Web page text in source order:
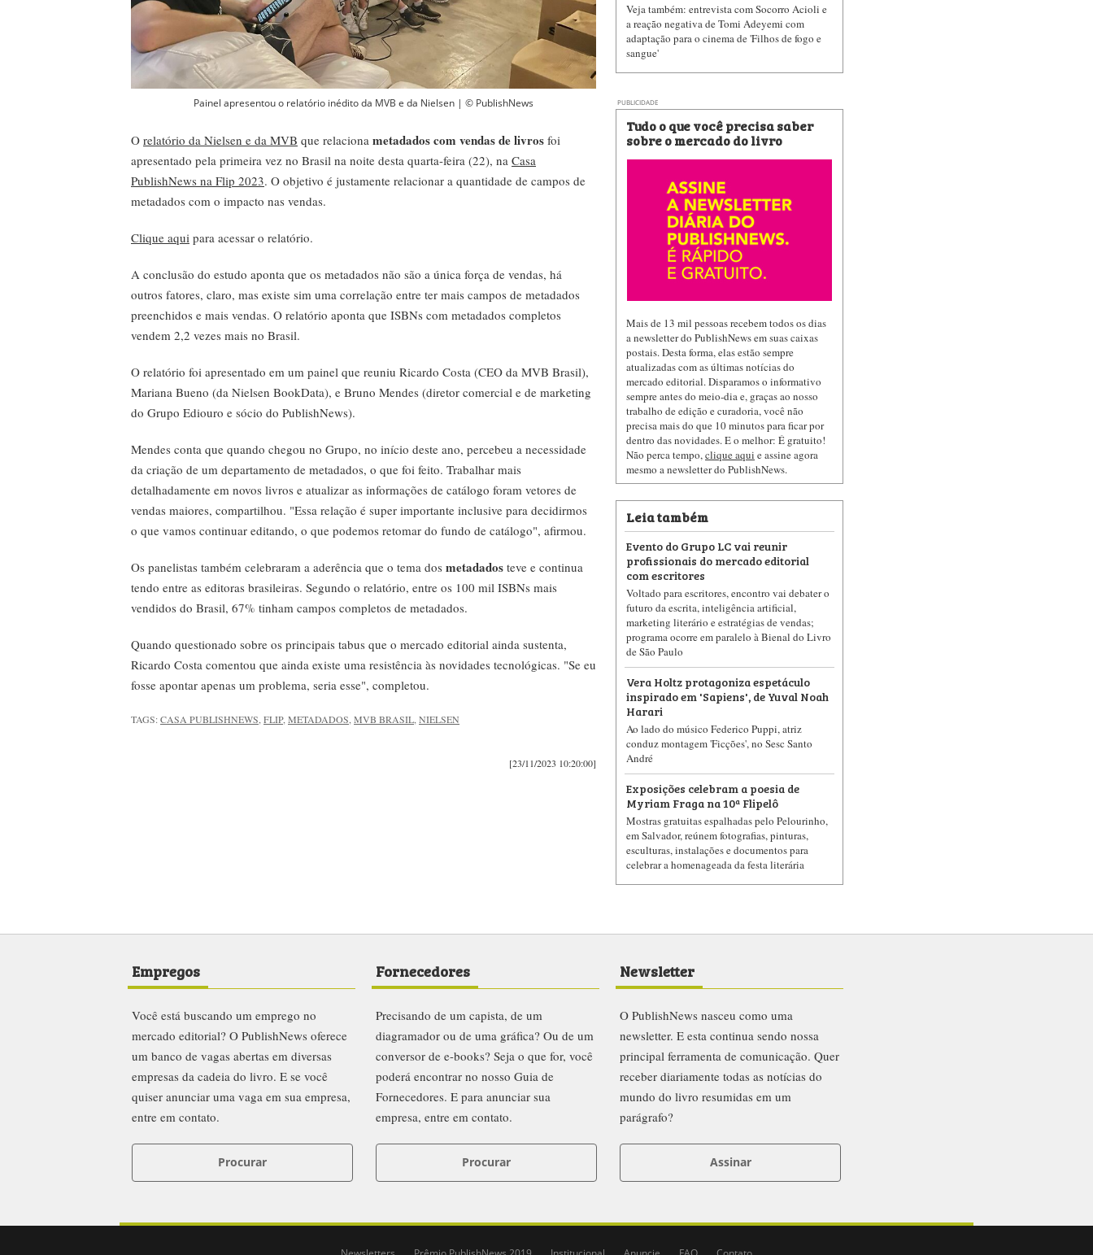
Painel apresentou o relatório inédito da MVB e da Nielsen | © PublishNews
O relatório da Nielsen e da MVB que relaciona metadados com vendas de livros foi
apresentado pela primeira vez no Brasil na noite desta quarta-feira (22), na Casa
PublishNews na Flip 2023. O objetivo é justamente relacionar a quantidade de campos de
metadados com o impacto nas vendas.
Clique aqui para acessar o relatório.
A conclusão do estudo aponta que os metadados não são a única força de vendas, há
outros fatores, claro, mas existe sim uma correlação entre ter mais campos de metadados
preenchidos e mais vendas. O relatório aponta que ISBNs com metadados completos
vendem 2,2 vezes mais no Brasil.
O relatório foi apresentado em um painel que reuniu Ricardo Costa (CEO da MVB Brasil),
Mariana Bueno (da Nielsen BookData), e Bruno Mendes (diretor comercial e de marketing
do Grupo Ediouro e sócio do PublishNews).
Mendes conta que quando chegou no Grupo, no início deste ano, percebeu a necessidade
da criação de um departamento de metadados, o que foi feito. Trabalhar mais
detalhadamente em novos livros e atualizar as informações de catálogo foram vetores de
vendas maiores, compartilhou. "Essa relação é super importante inclusive para decidirmos
o que vamos continuar editando, o que podemos retomar do fundo de catálogo", afirmou.
Os panelistas também celebraram a aderência que o tema dos metadados teve e continua
tendo entre as editoras brasileiras. Segundo o relatório, entre os 100 mil ISBNs mais
vendidos do Brasil, 67% tinham campos completos de metadados.
Quando questionado sobre os principais tabus que o mercado editorial ainda sustenta,
Ricardo Costa comentou que ainda existe uma resistência às novidades tecnológicas. "Se eu
fosse apontar apenas um problema, seria esse", completou.
TAGS:CASA PUBLISHNEWS FLIP, METADADOS MVB BRASIL NIELSEN
[23/11/2023 10:20:00]
Veja também: entrevista com Socorro Acioli e
a reação negativa de Tomi Adeyemi com
adaptação para o cinema de 'Filhos de fogo e
sangue'
PUBLICIDADE
Tudo o que você precisa saber
sobre o mercado do livro
Mais de 13 mil pessoas recebem todos os dias
a newsletter do PublishNews em suas caixas
postais. Desta forma, elas estão sempre
atualizadas com as últimas notícias do
mercado editorial. Disparamos o informativo
sempre antes do meio-dia e, graças ao nosso
trabalho de edição e curadoria, você não
precisa mais do que 10 minutos para ficar por
dentro das novidades. E o melhor: É gratuito!
Não perca tempo,clique aqui e assine agora
mesmo a newsletter do PublishNews.
Leia também
Evento do Grupo LC vai reunir
profissionais do mercado editorial
com escritores
Voltado para escritores, encontro vai debater o
futuro da escrita, inteligência artificial,
marketing literário e estratégias de vendas;
programa ocorre em paralelo à Bienal do Livro
de São Paulo
Vera Holtz protagoniza espetáculo
inspirado em 'Sapiens', de Yuval Noah
Harari
Ao lado do músico Federico Puppi, atriz
conduz montagem 'Ficções', no Sesc Santo
André
Exposições celebram a poesia de
Myriam Fraga na 10ª Flipelô
Mostras gratuitas espalhadas pelo Pelourinho,
em Salvador, reúnem fotografias, pinturas,
esculturas, instalações e documentos para
celebrar a homenageada da festa literária
Empregos
Você está buscando um emprego no
mercado editorial? O PublishNews oferece
um banco de vagas abertas em diversas
empresas da cadeia do livro. E se você
quiser anunciar uma vaga em sua empresa,
entre em contato.
Procurar
Fornecedores
Precisando de um capista, de um
diagramador ou de uma gráfica? Ou de um
conversor de e-books? Seja o que for, você
poderá encontrar no nosso Guia de
Fornecedores. E para anunciar sua
empresa, entre em contato.
Procurar
Newsletter
O PublishNews nasceu como uma
newsletter. E esta continua sendo nossa
principal ferramenta de comunicação. Quer
receber diariamente todas as notícias do
mundo do livro resumidas em um
parágrafo?
Assinar